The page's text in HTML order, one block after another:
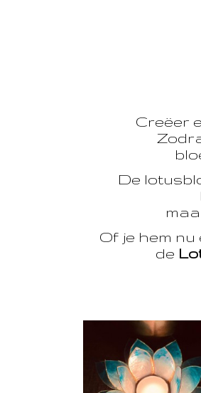
Creëer
De
Of je hem nu
de